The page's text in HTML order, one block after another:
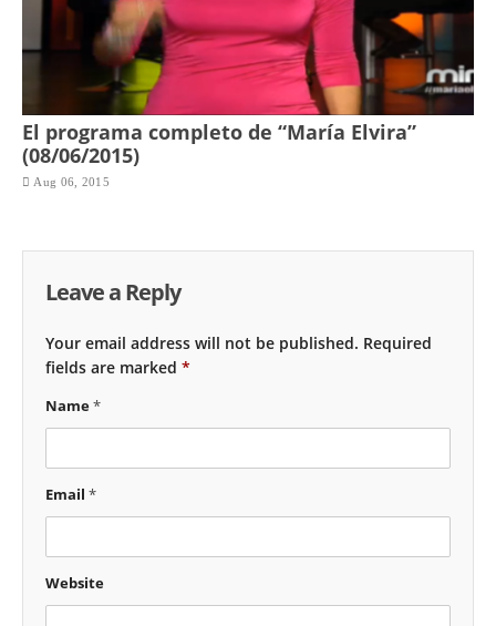
El programa completo de “María Elvira”
(08/06/2015)
Aug 06, 2015
Leave a Reply
Your email address will not be published. Required
fields are marked *
Name*
Email *
Website